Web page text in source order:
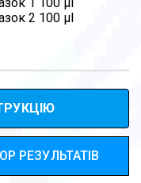
2 100 µl
РЕЗУЛЬТАТІВ